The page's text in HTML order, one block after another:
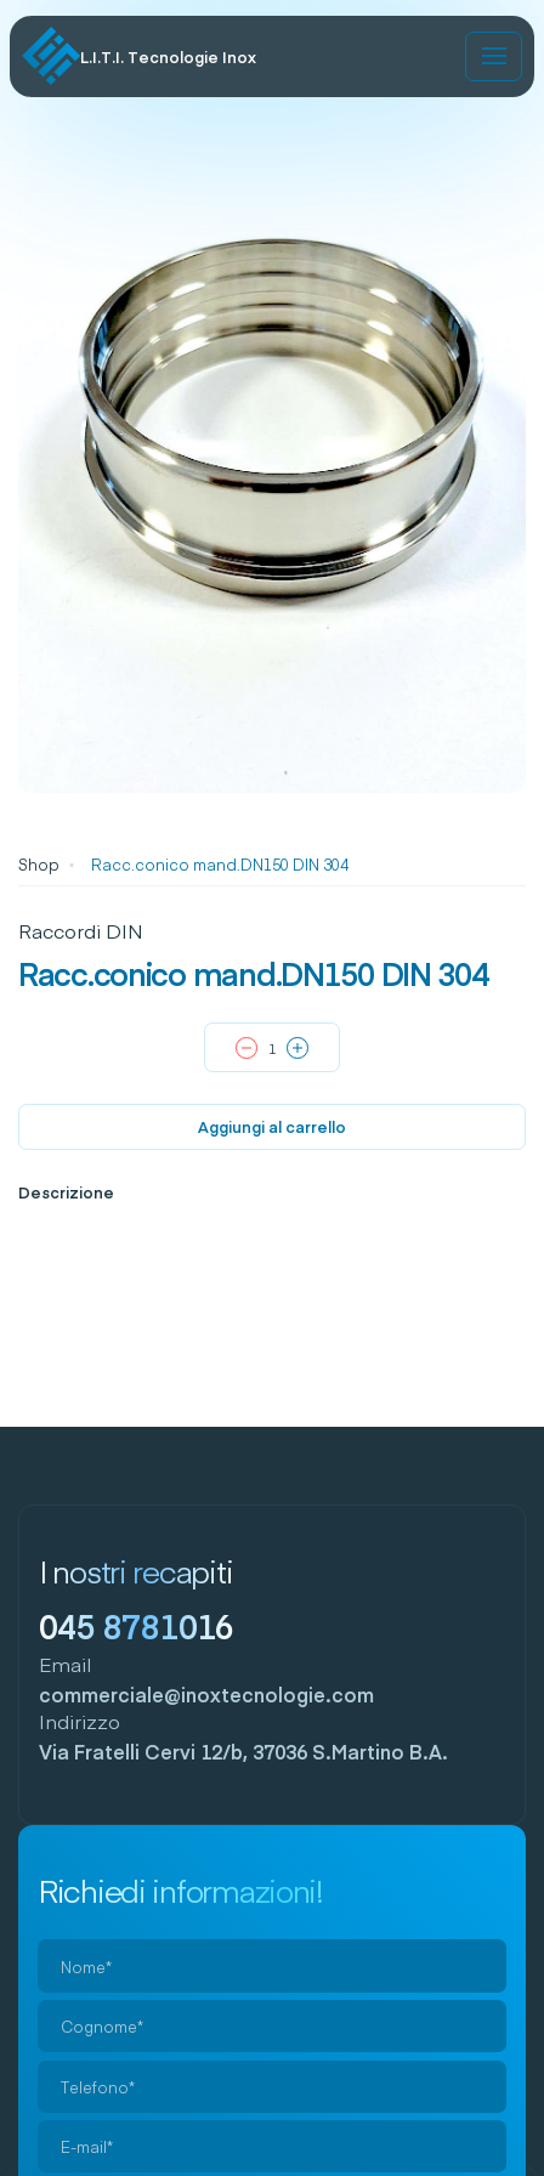
L.I.T.I. Tecnologie Inox
Shop Racc.conico mand.DN150 DIN 304
Raccordi DIN
Racc.conico mand.DN150 DIN 304
Aggiungi al carrello
Descrizione
I nostri recapiti
045 8781016
Email
commerciale@inoxtecnologie.com
Indirizzo
Via Fratelli Cervi 12/b, 37036 S.Martino B.A.
Richiedi informazioni!